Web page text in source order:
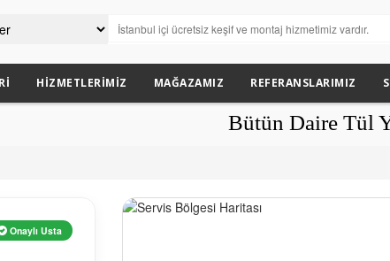
HIZMETLERIMIZ MAĞAZAMIZ REFERANSLARIMIZ
Bütün Daire Tül Yaptıran
Onaylı Usta